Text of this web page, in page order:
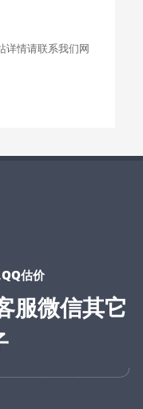
详情请联系我们网
估价
服微信其它